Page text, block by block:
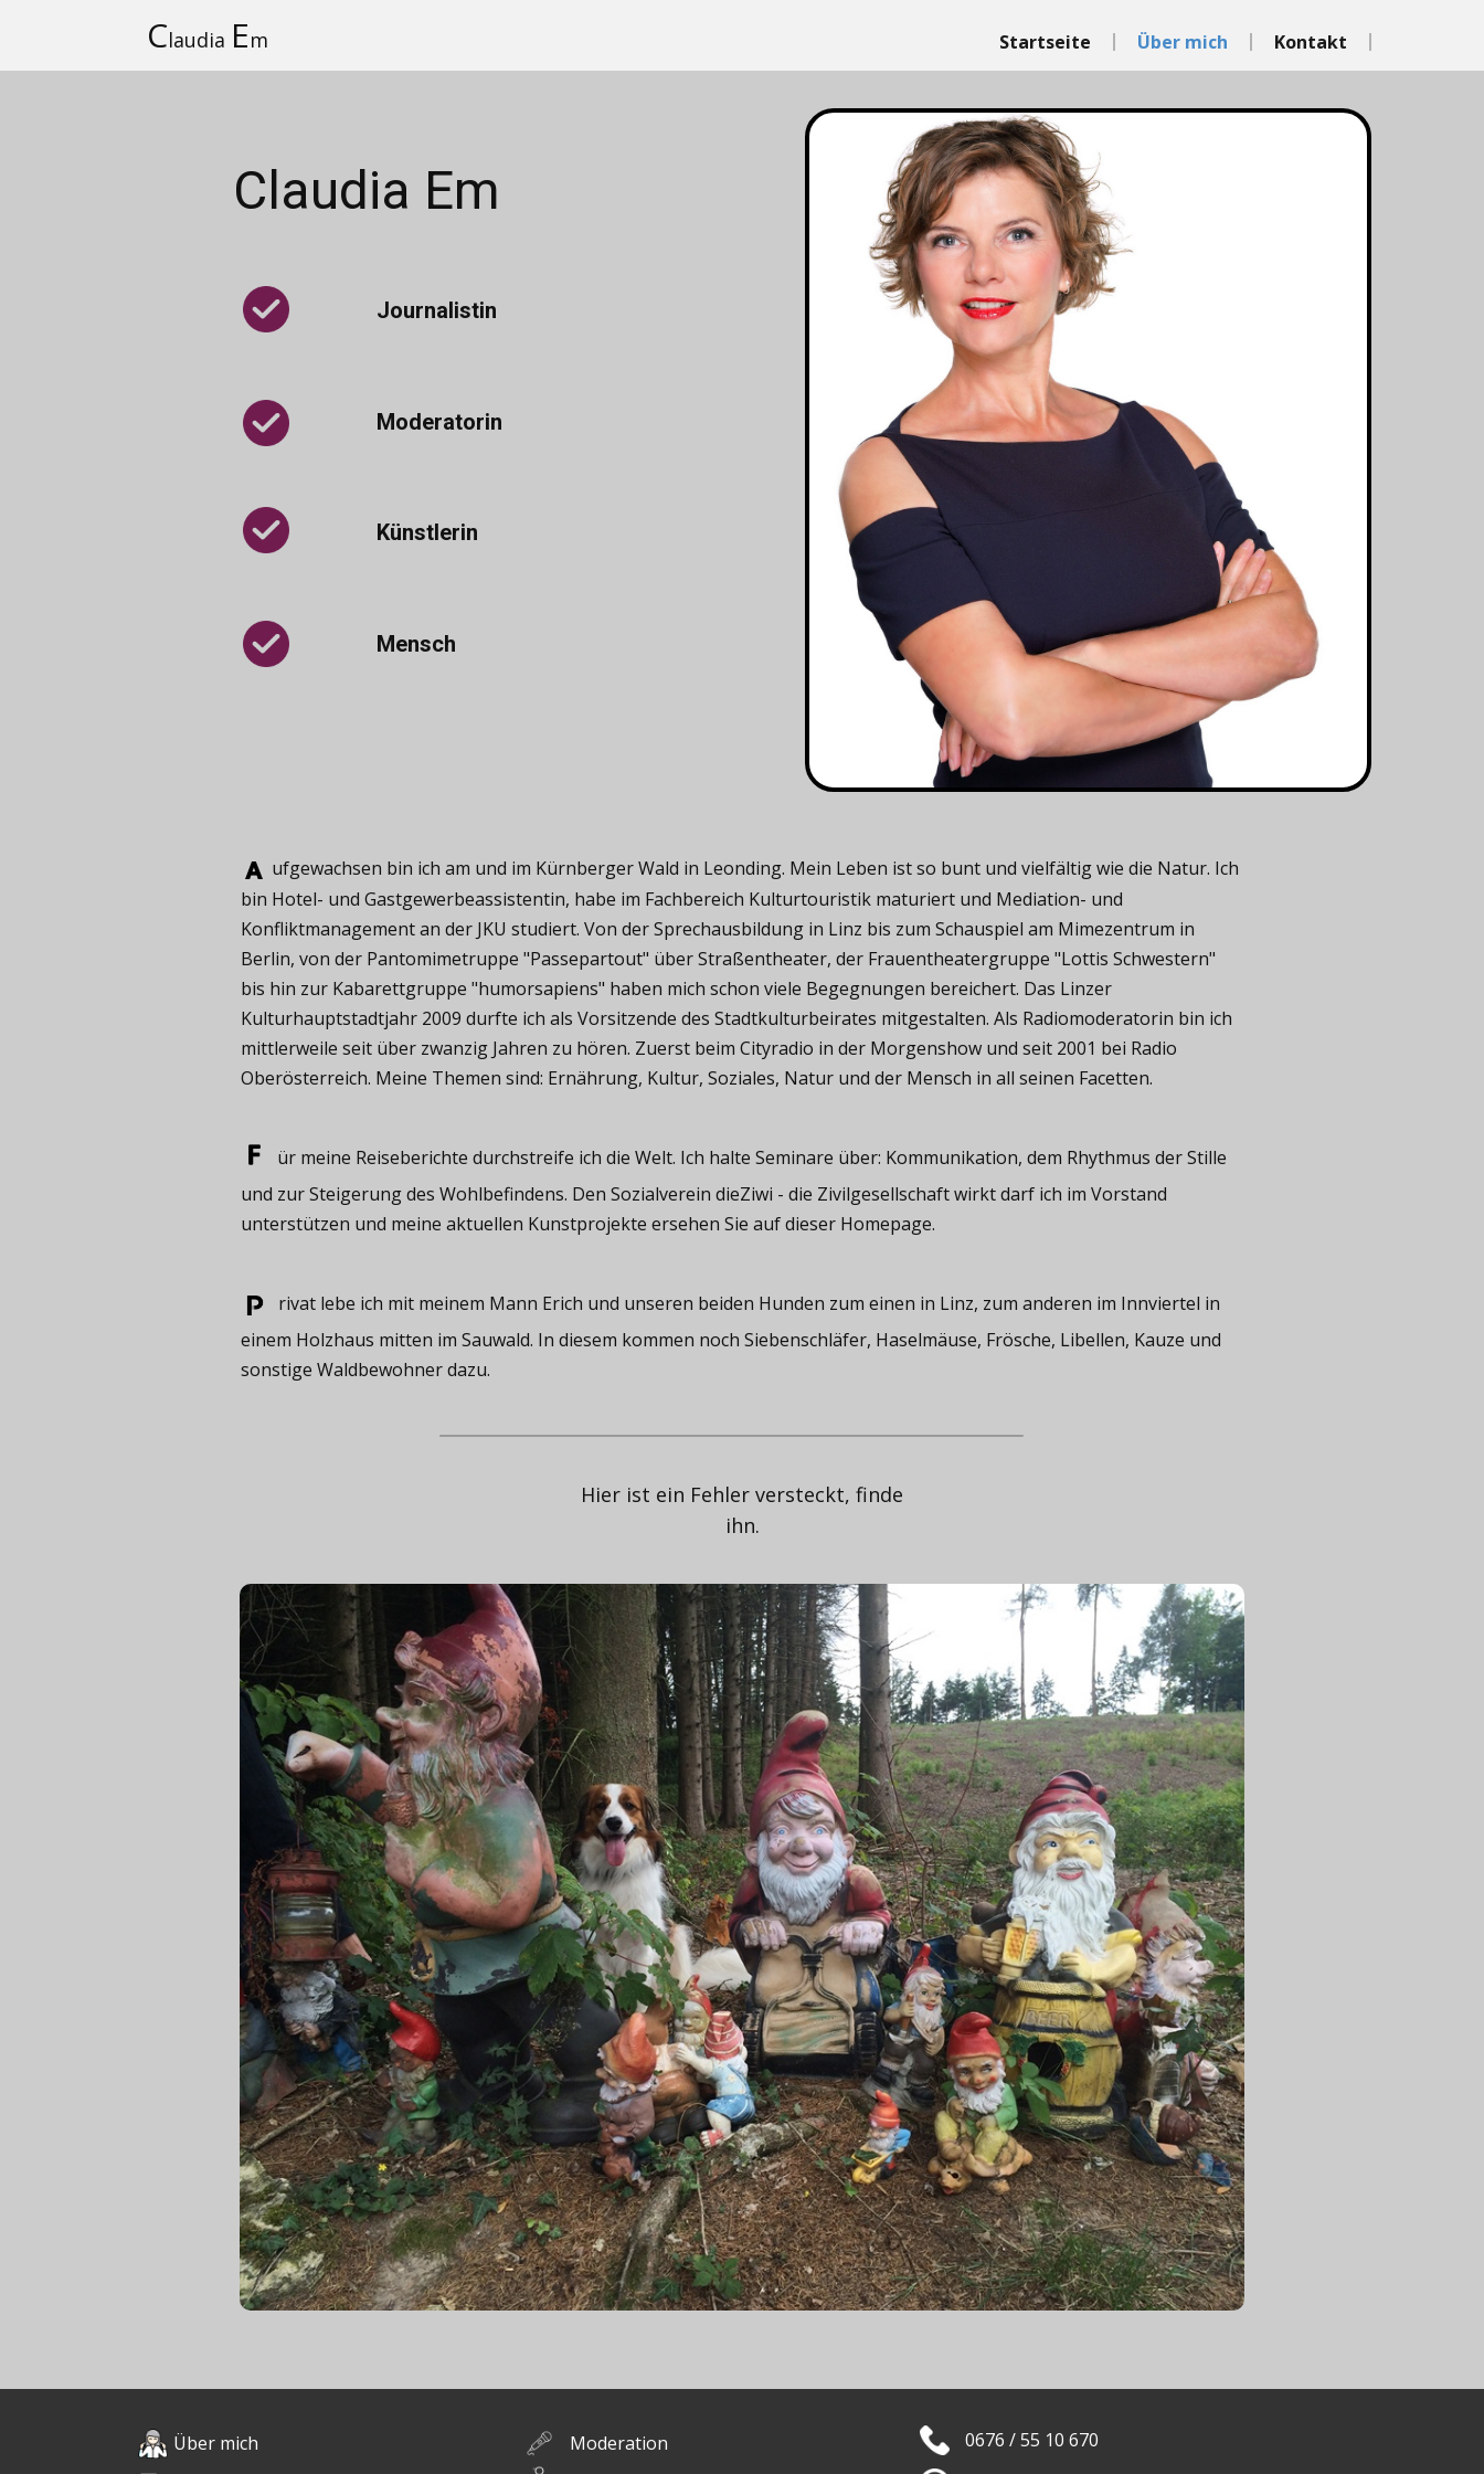
Claudia Em Startseite Über mich Kontakt
Claudia Em
Journalistin
Moderatorin
Künstlerin
Mensch
ufgewachsen ​bin ich am und im Kürnberger Wald in Leonding. Mein Leben ist so bunt und vielfältig wie die Natur. Ich
bin Hotel- und Gastgewerbeassistentin, habe im Fachbereich Kulturtouristik maturiert und Mediation- und
Konfliktmanagement an der JKU studiert. Von der Sprechausbildung in Linz bis zum Schauspiel am Mimezentrum in
Berlin, von der Pantomimetruppe "Passepartout" über Straßentheater, der Frauentheatergruppe "Lottis Schwestern"
bis hin zur Kabarettgruppe "humorsapiens" haben mich schon viele Begegnungen bereichert. Das Linzer
Kulturhauptstadtjahr 2009 durfte ich als Vorsitzende des Stadtkulturbeirates mitgestalten. Als Radiomoderatorin bin ich
mittlerweile seit über zwanzig Jahren zu hören. Zuerst beim Cityradio in der Morgenshow und seit 2001 bei Radio
Oberösterreich. Meine Themen sind: Ernährung, Kultur, Soziales, Natur und der Mensch in all seinen Facetten.
ür meine ​Reiseberichte durchstreife ich die Welt. Ich halte Seminare über: Kommunikation, dem Rhythmus der Stille
und zur Steigerung des Wohlbefindens. Den Sozialverein dieZiwi - die Zivilgesellschaft wirkt darf ich im Vorstand
unterstützen und meine aktuellen Kunstprojekte ersehen Sie auf dieser Homepage.
rivat ​lebe ich mit meinem Mann Erich und unseren beiden Hunden zum einen in Linz, zum anderen im Innviertel in
einem Holzhaus mitten im Sauwald. In diesem kommen noch Siebenschläfer, Haselmäuse, Frösche, Libellen, Kauze und
sonstige Waldbewohner dazu.
Hier ist ein Fehler versteckt, finde
ihn.
0676 / 55 10 670
Moderation
Über mich